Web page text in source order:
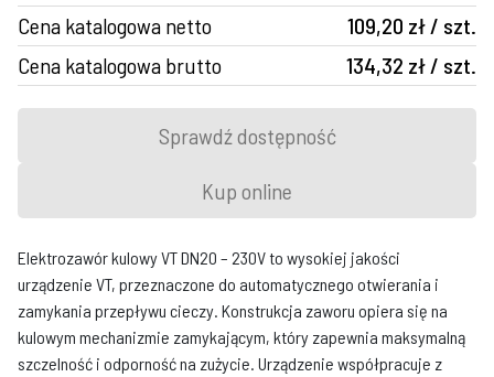
Cena katalogowa netto
109,20 zł / szt.
Cena katalogowa brutto
134,32 zł / szt.
Sprawdź dostępność
Kup online
Elektrozawór kulowy VT DN20 – 230V to wysokiej jakości
urządzenie VT, przeznaczone do automatycznego otwierania i
zamykania przepływu cieczy. Konstrukcja zaworu opiera się na
kulowym mechanizmie zamykającym, który zapewnia maksymalną
szczelność i odporność na zużycie. Urządzenie współpracuje z